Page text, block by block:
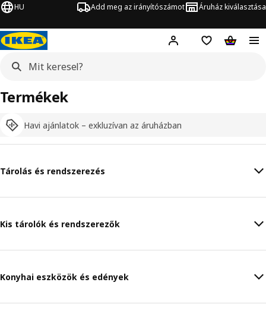
HU Add meg az irányítószámot Áruház kiválasztása
Hej! Bejelentkezés
Bevásárlólista
Kosár
Havi ajánlatok – exkluzívan az áruházban
Termékek
Tárolás és rendszerezés
Kis tárolók és rendszerezők
Konyhai eszközök és edények